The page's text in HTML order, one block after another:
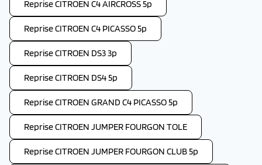
Reprise CITROEN C4 AIRCROSS 5p
Reprise CITROEN C4 PICASSO 5p
Reprise CITROEN DS3 3p
Reprise CITROEN DS4 5p
Reprise CITROEN GRAND C4 PICASSO 5p
Reprise CITROEN JUMPER FOURGON TOLE
Reprise CITROEN JUMPER FOURGON CLUB 5p